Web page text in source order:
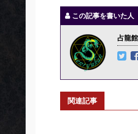
この記事を書いた人
占龍館
関連記事